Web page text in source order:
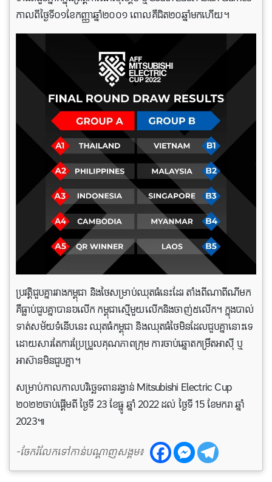
កាល​ពីថ្ងៃទី០១​ខែកញ្ញា​ឆ្នាំ២០០១ ពោលគឺជិត២០ឆ្នាំមក​ហើយ។
ប្រវត្តិជួបគ្នា​រវាង​កម្ពុជា និង​ថៃសម្រាប់​ឈុត​ធំនេះដែរ តាំងពីណាពីណីមក
គឺធ្លាប់ជួបគ្នា​បាន​៦​លើក កម្ពុជាស្មើមួយលើក​និងចាញ់៥​លើក។ ក្នុង​បាល់
ទាត់សម័យទំនើប​នេះ ឈុតធំកម្ពុជា និង​ឈុតធំថៃ​មិនដែលជួបគ្នា​នោះទេ
ដោយ​សារ​តែការ​ប្រែប្រួលគុណភាពក្រុម ការ​ចាប់​ឆ្នោត​កម្រឹតអាស៊ី ឬ
អាស៊ានមិនជួបគ្នា។
សម្រាប់​កាលកាលបរិច្ឆេទ​ពាន​រង្វាន់​ Mitsubishi Electric Cup
២០២២ចាប់​ផ្ដើមពី ថ្ងៃទី 23 ខែធ្នូ ឆ្នាំ 2022 ដល់ ថ្ងៃទី 15 ខែមករា ឆ្នាំ
2023៕
-ចែករំលែកទៅកាន់បណ្តាញសង្គម៖